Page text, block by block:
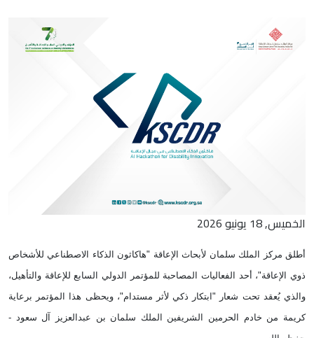
الخميس, 18 يونيو 2026
أطلق مركز الملك سلمان لأبحاث الإعاقة "هاكاثون الذكاء الاصطناعي للأشخاص
ذوي الإعاقة"، أحد الفعاليات المصاحبة للمؤتمر الدولي السابع للإعاقة والتأهيل،
والذي يُعقد تحت شعار "ابتكار ذكي لأثر مستدام"، ويحظى هذا المؤتمر برعاية
كريمة من خادم الحرمين الشريفين الملك سلمان بن عبدالعزيز آل سعود -